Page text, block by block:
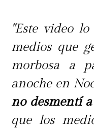
mostradas en
"Este video
medios que
morbosa a
anoche en
no desmentí
que los